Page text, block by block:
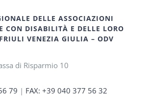
DELLE ASSOCIAZIONI
CON DISABILITÀ E DELLE LORO
VENEZIA GIULIA – ODV
di Risparmio 10
79 | FAX: +39 040 377 56 32